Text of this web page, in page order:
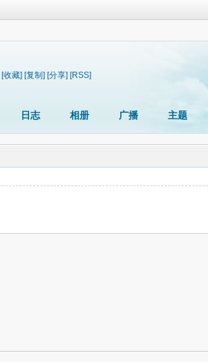
[收藏] [复制] [分享] [RSS]
日志 相册 广播 主题